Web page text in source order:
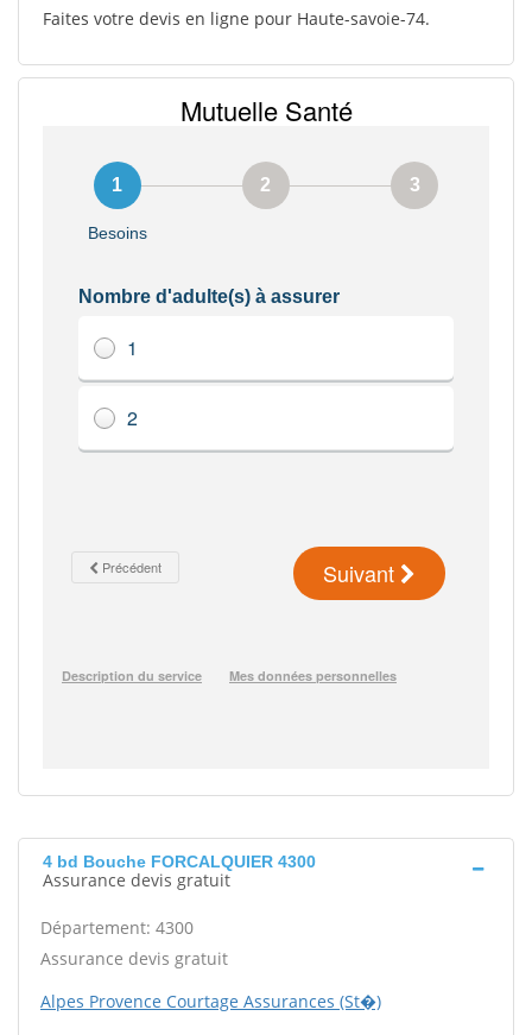
Faites votre devis en ligne pour Haute-savoie-74.
4 bd Bouche FORCALQUIER 4300
Assurance devis gratuit
Département: 4300
Assurance devis gratuit
Alpes Provence Courtage Assurances (St�)